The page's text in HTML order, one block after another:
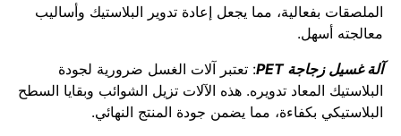
الملصقات بفعالية، مما يجعل إعادة تدوير البلاستيك وأساليب
معالجته أسهل.
آلة غسيل زجاجة PET
: تعتبر آلات الغسل ضرورية لجودة
البلاستيك المعاد تدويره. هذه الآلات تزيل الشوائب وبقايا السطح
البلاستيكي بكفاءة، مما يضمن جودة المنتج النهائي.